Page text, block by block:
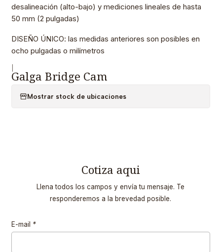
desalineación (alto-bajo) y mediciones lineales de hasta
50 mm (2 pulgadas)
DISEÑO ÚNICO: las medidas anteriores son posibles en
ocho pulgadas o milímetros
Galga Bridge Cam
Mostrar stock de ubicaciones
Cotiza aqui
Llena todos los campos y envía tu mensaje. Te
responderemos a la brevedad posible.
E-mail *